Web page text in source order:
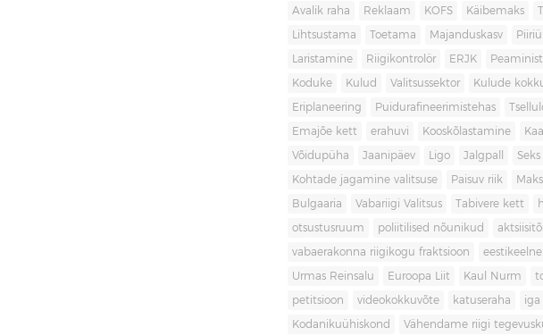
Avalik raha Reklaam KOFS Käibemaks
Lihtsustama Toetama Majanduskasv
Laristamine Riigikontrolör ERJK
Koduke Kulud Valitsussektor Kulude
Eriplaneering Puidurafineerimistehas
Emajõe kett erahuvi Kooskõlastamine
Võidupüha Jaanipäev Ligo Jalgpall Seks
Kohtade jagamine valitsuse Paisuv riik
Bulgaaria Vabariigi Valitsus Tabivere kett
otsustusruum poliitilised nõunikud
vabaerakonna riigikogu fraktsioon
Urmas Reinsalu Euroopa Liit Kaul Nurm
petitsioon videokokkuvõte katuseraha iga
Kodanikuühiskond Vähendame riigi